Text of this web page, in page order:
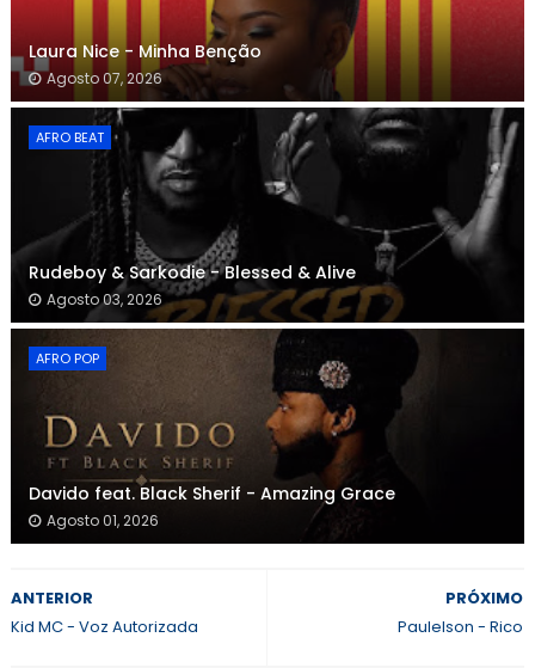
Laura Nice - Minha Benção
Agosto 07, 2026
AFRO BEAT
Rudeboy & Sarkodie - Blessed & Alive
Agosto 03, 2026
AFRO POP
Davido feat. Black Sherif - Amazing Grace
Agosto 01, 2026
PRÓXIMO
Paulelson - Rico
ANTERIOR
Kid MC - Voz Autorizada